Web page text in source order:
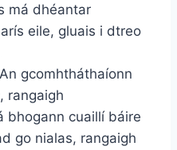
má dhéantar
eile, gluais i dtreo
An gcomhtháthaíonn
rangaigh
bhogann cuaillí báire
go nialas, rangaigh